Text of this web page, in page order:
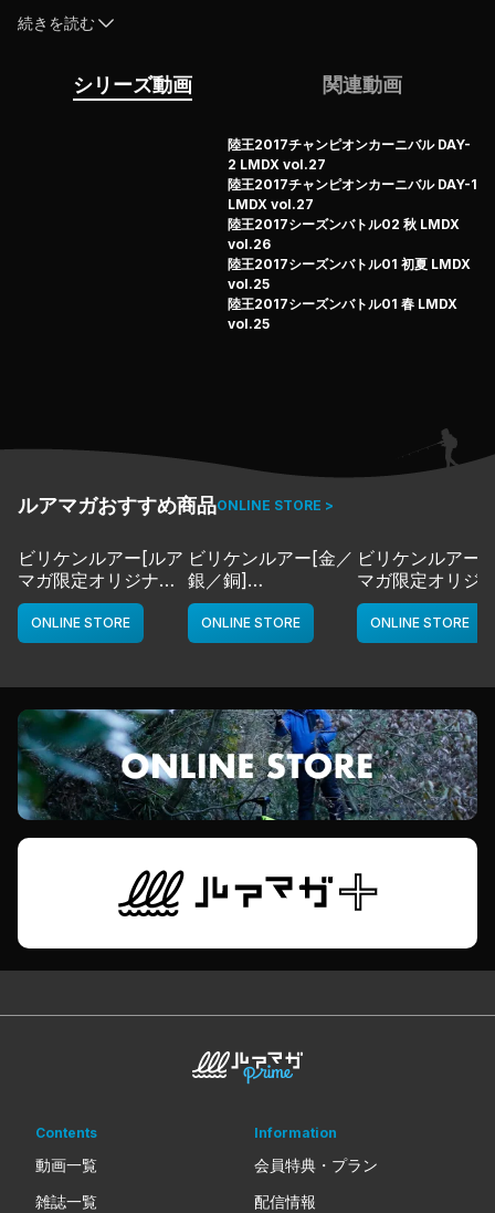
に相応しい乱世が胎動する。他では観れない限界突破パフ
ォーマンス、そしてギリギリの戦いだからこそ繰り出す技
琵琶湖のビッグバスハンター二人がまさかの激突！ ヘビ
さと渇水！ 次第に厳しさを増すコンディションの中、飛
び出すのは特大ホームランか三振か！？ 広島県のデカバ
スフィールドで繰り広げられる、灼熱の夏編。
続きを読む
シリーズ動画 関連動画
陸王2017チャンピオンカーニバル DAY-
2 LMDX vol.27
陸王2017チャンピオンカーニバル DAY-1
LMDX vol.27
陸王2017シーズンバトル02 秋 LMDX
vol.26
陸王2017シーズンバトル01 初夏 LMDX
vol.25
陸王2017シーズンバトル01 春 LMDX
vol.25
ルアマガおすすめ商品ONLINE STORE >
ビリケンルアー[ルア
マガ限定オリジナル
カラー／LMチャー
ト]
deps
ONLINE STORE
ビリケンルアー[金／
銀／銅]
deps
ONLINE STORE
ビリケンルアー[
マガ限定オリジ
カラー／LMボー
ワイト]
deps
ONLINE STORE
Contents
動画一覧
雑誌一覧
Information
会員特典・プラン
配信情報